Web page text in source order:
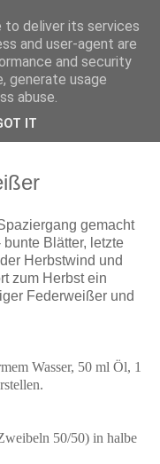
gemacht
Blätter, letzte
Herbstwind und
zum Herbst ein
Federweißer und
Wasser, 50 ml Öl, 1
50/50) in halbe
to deliver its services
and user-agent are
and security
generate usage
abuse.
IT